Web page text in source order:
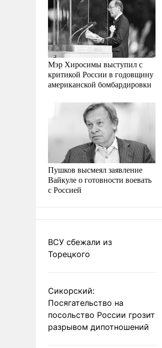
Мэр Хиросимы выступил с
критикой России в годовщину
американской бомбардировки
Пушков высмеял заявление
Вайкуле о готовности воевать
с Россией
ВСУ сбежали из
Торецкого
Сикорский:
Посягательство на
посольство России грозит
разрывом дипотношений